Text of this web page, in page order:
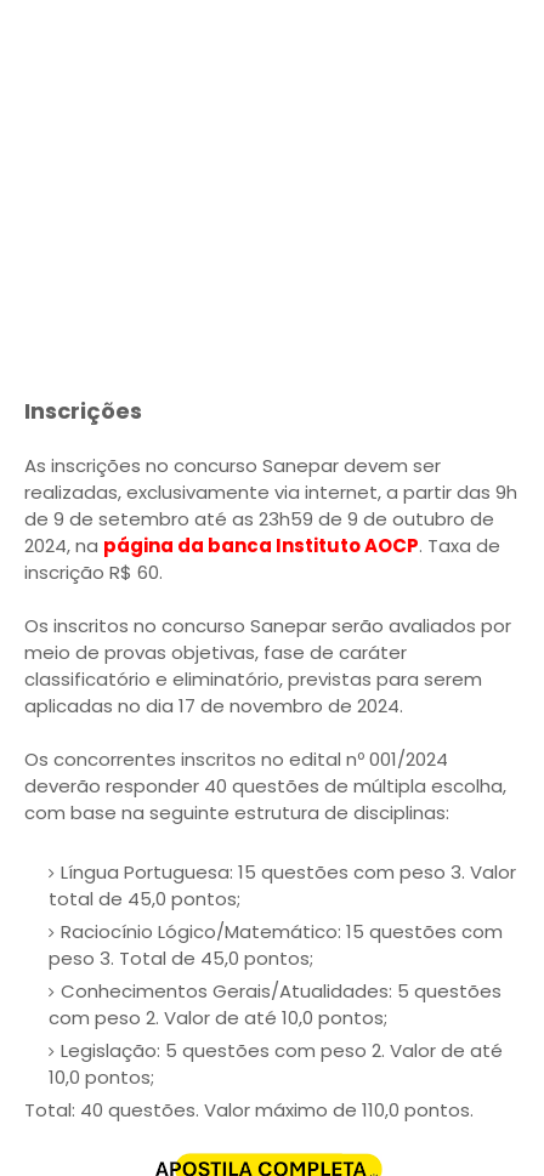
Inscrições
As inscrições no concurso Sanepar devem ser
realizadas, exclusivamente via internet, a partir das 9h
de 9 de setembro até as 23h59 de 9 de outubro de
2024, na página da banca Instituto AOCP. Taxa de
inscrição R$ 60.
Os inscritos no concurso Sanepar serão avaliados por
meio de provas objetivas, fase de caráter
classificatório e eliminatório, previstas para serem
aplicadas no dia 17 de novembro de 2024.
Os concorrentes inscritos no edital nº 001/2024
deverão responder 40 questões de múltipla escolha,
com base na seguinte estrutura de disciplinas:
Língua Portuguesa: 15 questões com peso 3. Valor
total de 45,0 pontos;
Raciocínio Lógico/Matemático: 15 questões com
peso 3. Total de 45,0 pontos;
Conhecimentos Gerais/Atualidades: 5 questões
com peso 2. Valor de até 10,0 pontos;
Legislação: 5 questões com peso 2. Valor de até
10,0 pontos;
Total: 40 questões. Valor máximo de 110,0 pontos.